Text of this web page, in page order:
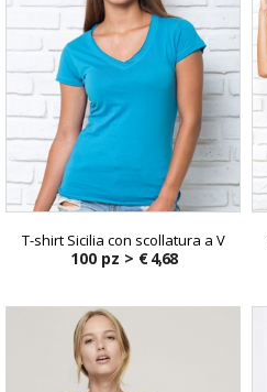
T-shirt Sicilia con scollatura a V
100 pz > € 4,68